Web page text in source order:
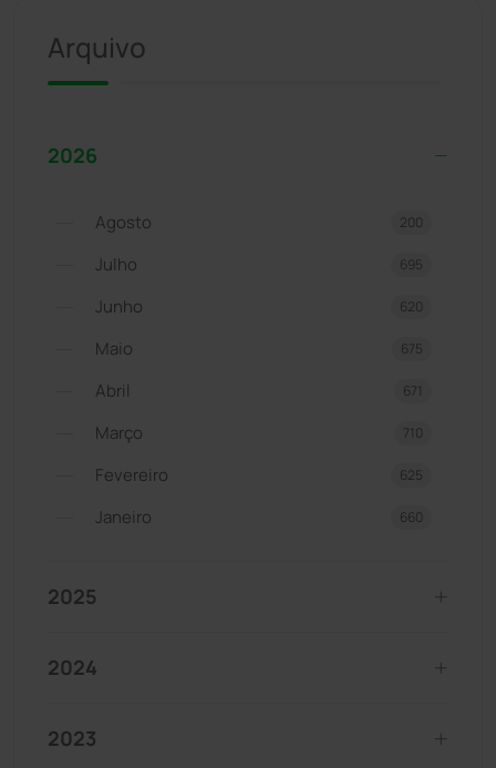
Arquivo
2026
Agosto 200
Julho 695
Junho 620
Maio 675
Abril 671
Março 710
Fevereiro 625
Janeiro 660
2025
2024
2023